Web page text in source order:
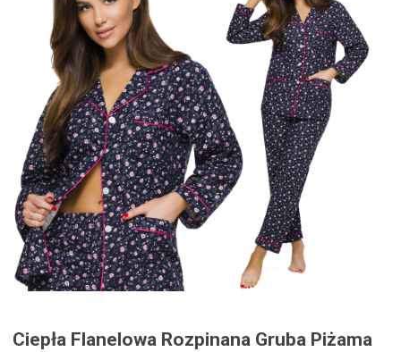
Ciepła Flanelowa Rozpinana Gruba Piżama